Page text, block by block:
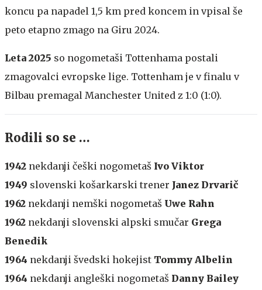
koncu pa napadel 1,5 km pred koncem in vpisal še
peto etapno zmago na Giru 2024.
Leta 2025 so nogometaši Tottenhama postali
zmagovalci evropske lige. Tottenham je v finalu v
Bilbau premagal Manchester United z 1:0 (1:0).
Rodili so se …
1942 nekdanji češki nogometaš Ivo Viktor
1949 slovenski košarkarski trener Janez Drvarič
1962 nekdanji nemški nogometaš Uwe Rahn
1962 nekdanji slovenski alpski smučar Grega
Benedik
1964 nekdanji švedski hokejist Tommy Albelin
1964 nekdanji angleški nogometaš Danny Bailey